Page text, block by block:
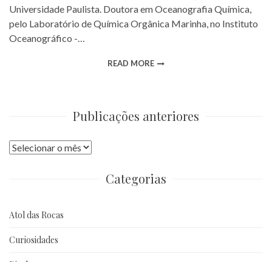
Universidade Paulista. Doutora em Oceanografia Química,
pelo Laboratório de Química Orgânica Marinha, no Instituto
Oceanográfico -…
READ MORE
Publicações anteriores
Publicações
Categorias
Atol das Rocas
Curiosidades